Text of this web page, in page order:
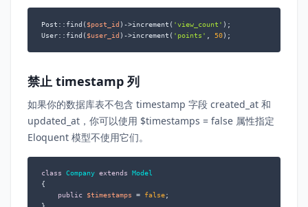
Post::find( $post_id )->increment( 'view_count' );
User::find( $user_id )->increment( 'points' 50);
禁止 timestamp 列
如果你的数据库表不包含 timestamp 字段 created_at 和
updated_at，你可以使用 $timestamps = false 属性指定
Eloquent 模型不使用它们。
class Company extends
Model
{
public
$timestamps = false;